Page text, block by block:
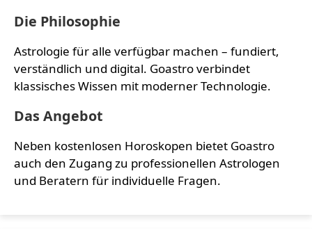
Die Philosophie
Astrologie für alle verfügbar machen – fundiert,
verständlich und digital. Goastro verbindet
klassisches Wissen mit moderner Technologie.
Das Angebot
Neben kostenlosen Horoskopen bietet Goastro
auch den Zugang zu professionellen Astrologen
und Beratern für individuelle Fragen.